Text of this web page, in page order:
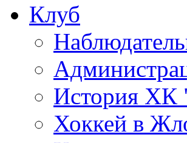
Клуб
История ХК
Хоккей в